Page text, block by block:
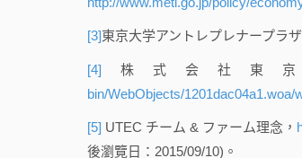
[3]東京大学アントレプレナープラザ
[4] 株式会社東
bin/WebObjects/1201dac04a1.woa/
[5] UTEC チーム & ファーム理念，
後瀏覽日：2015/09/10)。